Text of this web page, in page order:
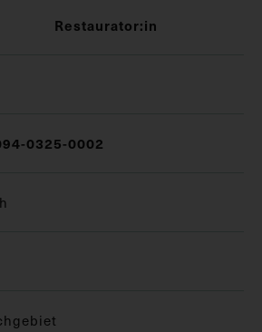
Restaurator:in
0325-0002